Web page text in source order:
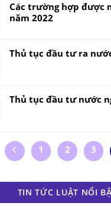
Các trường hợp được
năm 2022
Thủ tục đầu tư ra
Thủ tục đầu tư nước
1 2 3
TIN TỨC LUẬT NỔI